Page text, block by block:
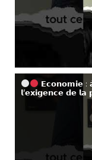
𝗘𝗰𝗼𝗻𝗼𝗺𝗶𝗲 :
𝗹’𝗲𝘅𝗶𝗴𝗲𝗻𝗰𝗲 𝗱𝗲